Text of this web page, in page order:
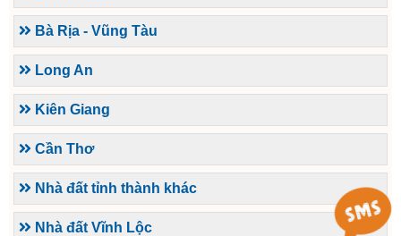
Bà Rịa - Vũng Tàu
Long An
Kiên Giang
Cần Thơ
Nhà đất tỉnh thành khác
Nhà đất Vĩnh Lộc